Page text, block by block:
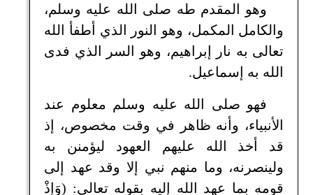
وهو المقدم طه صلى الله عليه وسلم،
والكامل المكمل، وهو النور الذي أطفأ الله
تعالى به نار إبراهيم، وهو السر الذي فدى
الله به إسماعيل.
فهو صلى الله عليه وسلم معلوم عند
الأنبياء، وأنه ظاهر في وقت مخصوص، إذ
قد أخذ الله عليهم العهود ليؤمنن به
ولينصرنه، وما منهم نبي إلا وقد عهد إلى
قومه بما عهد الله إليه بقوله تعالى: (وَإِذْ